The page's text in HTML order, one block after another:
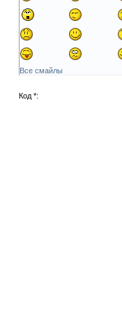
Все смайлы
Код *: